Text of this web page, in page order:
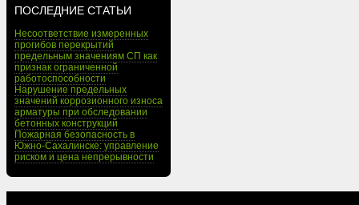
ПОСЛЕДНИЕ СТАТЬИ
Несоответствие измеренных
прогибов перекрытий
предельным значениям СП как
признак ограниченной
работоспособности
Нарушение предельных
значений коррозионного износа
арматуры при обследовании
бетонных конструкций
Пожарная безопасность в
Южно-Сахалинске: управление
риском и цена непрерывности